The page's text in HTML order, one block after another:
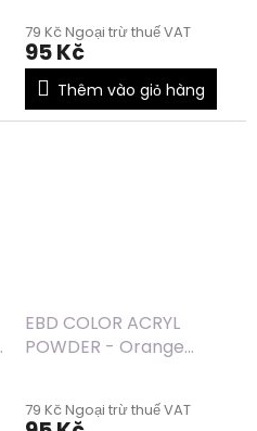
79 Kč Ngoại trừ thuế VAT
95 Kč
Thêm vào giỏ hàng
EBD COLOR ACRYL
POWDER - Orange
79 Kč Ngoại trừ thuế VAT